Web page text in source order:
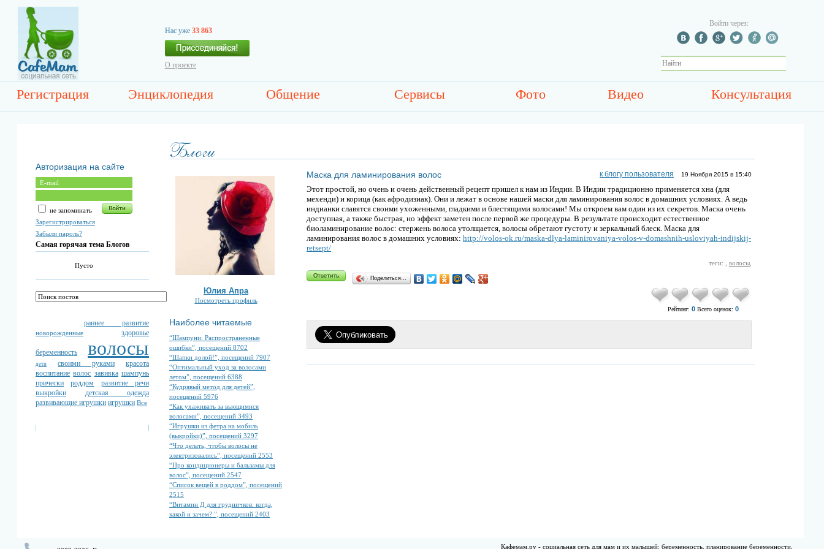
Нас уже 33 863
О проекте
Войти через:
Регистрация Энциклопедия Общение Сервисы Фото Видео Консультация
Авторизация на сайте
не запоминать
Зарегистрироваться
Забыли пароль?
Самая горячая тема Блогов
Пусто
раннее развитие
новорожденные здоровье
беременность волосы
дети своими руками
красота
воспитание волос завивка шампунь
прически
роддом
развитие речи
выкройки
детская одежда
развивающие игрушки игрушки Все
Юлия Апра
Посмотреть профиль
Наиболее читаемые
“Шампуни: Распространенные
ошибки”, посещений 8702
“Шапки долой!”, посещений 7907
“Оптимальный уход за волосами
летом”, посещений 6388
“Кудрявый метод для детей”,
посещений 5976
“Как ухаживать за вьющимися
волосами”, посещений 3493
“Игрушки из фетра на мобиль
(выкройки)”, посещений 3297
“Что делать, чтобы волосы не
электризовались”, посещений 2553
“Про кондиционеры и бальзамы для
волос”, посещений 2547
“Список вещей в роддом”, посещений
2515
“Витамин Д для грудничков: когда,
какой и зачем? ”, посещений 2403
Маска для ламинирования волос к блогу пользователя 19 Ноября 2015 в 15:40
Этот простой, но очень и очень действенный рецепт пришел к нам из Индии. В Индии традиционно применяется хна (для
мехенди) и корица (как афродизиак). Они и лежат в основе нашей маски для ламинирования волос в домашних условиях. А ведь
индианки славятся своими ухоженными, гладкими и блестящими волосами! Мы откроем вам один из их секретов. Маска очень
доступная, а также быстрая, но эффект заметен после первой же процедуры. В результате происходит естественное
биоламинирование волос: стержень волоса утолщается, волосы обретают густоту и зеркальный блеск. Маска для
ламинирования волос в домашних условиях: http://volos-ok.ru/maska-dlya-laminirovaniya-volos-v-domashnih-usloviyah-indijskij-
retsept/
теги: волосы
Поделиться…
Рейтинг: 0Всего оценок: 0
Кафемам.ру - социальная сеть для мам и их малышей: беременность, планирование беременности,